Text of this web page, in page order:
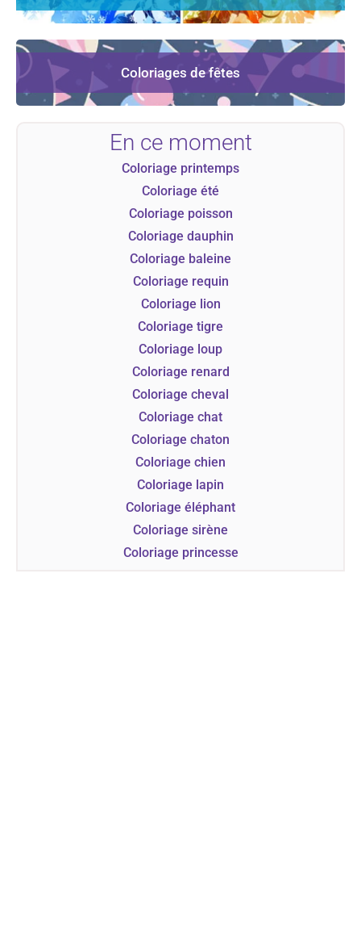
Coloriages de fêtes
En ce moment
Coloriage printemps
Coloriage été
Coloriage poisson
Coloriage dauphin
Coloriage baleine
Coloriage requin
Coloriage lion
Coloriage tigre
Coloriage loup
Coloriage renard
Coloriage cheval
Coloriage chat
Coloriage chaton
Coloriage chien
Coloriage lapin
Coloriage éléphant
Coloriage sirène
Coloriage princesse